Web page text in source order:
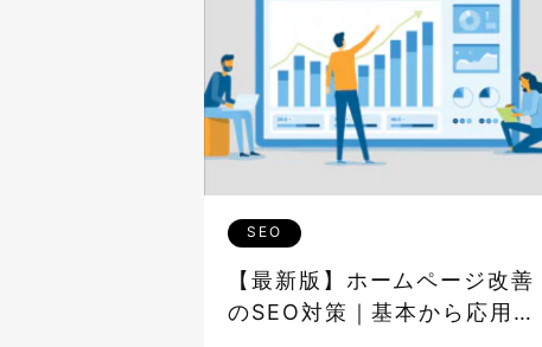
SEO
【最新版】ホームページ改善
のSEO対策｜基本から応用ま